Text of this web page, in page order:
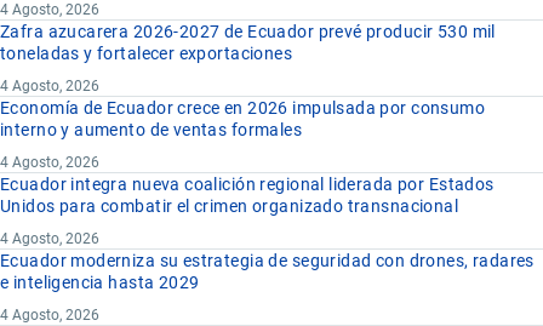
4 Agosto, 2026
Zafra azucarera 2026-2027 de Ecuador prevé producir 530 mil
toneladas y fortalecer exportaciones
4 Agosto, 2026
Economía de Ecuador crece en 2026 impulsada por consumo
interno y aumento de ventas formales
4 Agosto, 2026
Ecuador integra nueva coalición regional liderada por Estados
Unidos para combatir el crimen organizado transnacional
4 Agosto, 2026
Ecuador moderniza su estrategia de seguridad con drones, radares
e inteligencia hasta 2029
4 Agosto, 2026